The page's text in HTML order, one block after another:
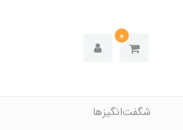
0
شگفت‌انگیزها